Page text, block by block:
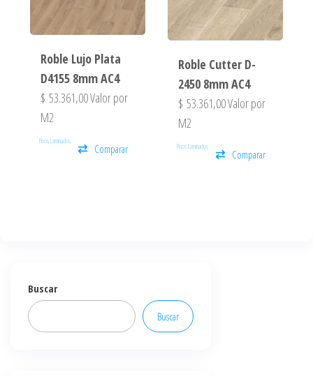
Roble Lujo Plata
D4155 8mm AC4
$ 53.361,00Valor por
M2
Pisos Laminados
Comparar
Roble Cutter D-
2450 8mm AC4
$ 53.361,00Valor por
M2
Pisos Laminados
Comparar
Buscar
Buscar